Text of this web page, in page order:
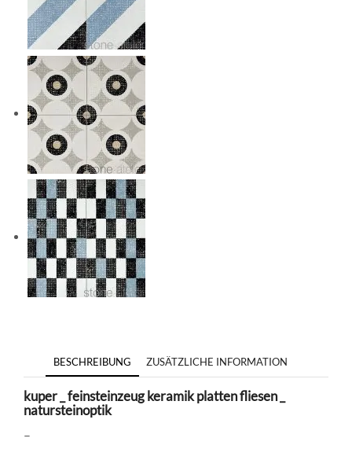
BESCHREIBUNG ZUSÄTZLICHE INFORMATION
kuper _ feinsteinzeug keramik platten fliesen _
natursteinoptik
–